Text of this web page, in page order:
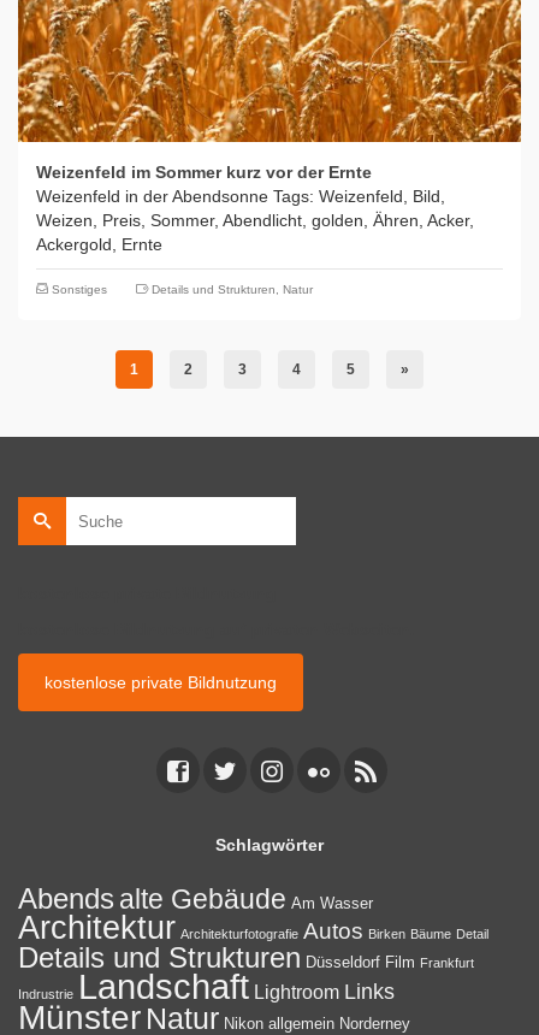
Weizenfeld im Sommer kurz vor der Ernte
Weizenfeld in der Abendsonne Tags: Weizenfeld, Bild,
Weizen, Preis, Sommer, Abendlicht, golden, Ähren, Acker,
Ackergold, Ernte
Sonstiges Details und Strukturen Natur
1 2 3 4 5 »
Suche
nach:
kostenlose private Bildnutzung
Schlagwörter
Abends alte Gebäude Am Wasser
Architektur Architekturfotografie Autos Birken Bäume Detail
Details und Strukturen Düsseldorf Film Frankfurt
Indrustrie Landschaft Lightroom Links
Münster Natur Nikon allgemein Norderney